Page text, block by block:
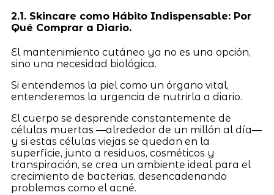
2.1. Skincare como Hábito Indispensable: Por
Qué Comprar a Diario.
El mantenimiento cutáneo ya no es una opción,
sino una necesidad biológica.
Si entendemos la piel como un órgano vital,
entenderemos la urgencia de nutrirla a diario.
El cuerpo se desprende constantemente de
células muertas —alrededor de un millón al día—
y si estas células viejas se quedan en la
superficie, junto a residuos, cosméticos y
transpiración, se crea un ambiente ideal para el
crecimiento de bacterias, desencadenando
problemas como el acné.